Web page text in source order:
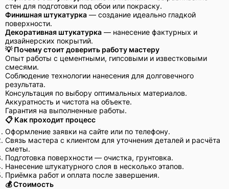
стен для подготовки под обои или покраску.
Финишная штукатурка — создание идеально гладкой
поверхности.
Декоративная штукатурка — нанесение фактурных и
дизайнерских покрытий.
💡 Почему стоит доверить работу мастеру
Опыт работы с цементными, гипсовыми и известковыми
смесями.
Соблюдение технологии нанесения для долговечного
результата.
Консультация по выбору оптимальных материалов.
Аккуратность и чистота на объекте.
Гарантия на выполненные работы.
📋 Как проходит процесс
Оформление заявки на сайте или по телефону.
Связь мастера с клиентом для уточнения деталей и расчёта
сметы.
Подготовка поверхности — очистка, грунтовка.
Нанесение штукатурного слоя в несколько этапов.
Приёмка работ и оплата после завершения.
💰 Стоимость